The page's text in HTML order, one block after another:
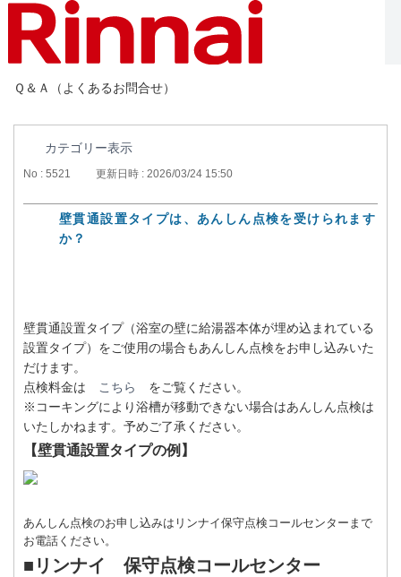
Ｑ＆Ａ（よくあるお問合せ）
カテゴリー表示
No : 5521 更新日時 : 2026/03/24 15:50
壁貫通設置タイプは、あんしん点検を受けられます
か？
壁貫通設置タイプ（浴室の壁に給湯器本体が埋め込まれている
設置タイプ）をご使用の場合もあんしん点検をお申し込みいた
だけます。
点検料金は
こちら
をご覧ください。
※コーキングにより浴槽が移動できない場合はあんしん点検は
いたしかねます。予めご了承ください。
【壁貫通設置タイプの例】
あんしん点検のお申し込みはリンナイ保守点検コールセンターまで
お電話ください。
■リンナイ 保守点検コールセンター